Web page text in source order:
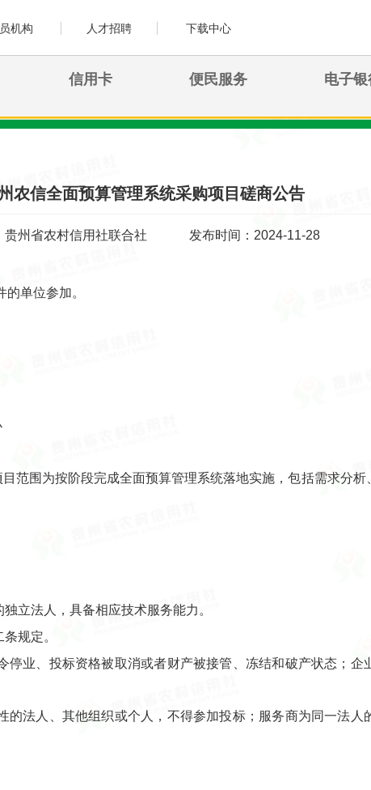
机构 人才招聘 下载中心
信用卡 便民服务 电子银
农信全面预算管理系统采购项目磋商公告
贵州省农村信用社联合社 发布时间：2024-11-28
单位参加。
范围为按阶段完成全面预算管理系统落地实施，包括需求分
立法人，具备相应技术服务能力。
规定。
停业、投标资格被取消或者财产被接管、冻结和破产状态；企
的法人、其他组织或个人，不得参加投标；服务商为同一法人